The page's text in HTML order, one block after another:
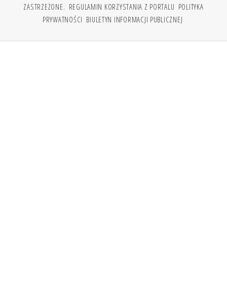
ZASTRZEŻONE. REGULAMIN KORZYSTANIA Z PORTALU POLITYKA
PRYWATNOŚCI BIULETYN INFORMACJI PUBLICZNEJ